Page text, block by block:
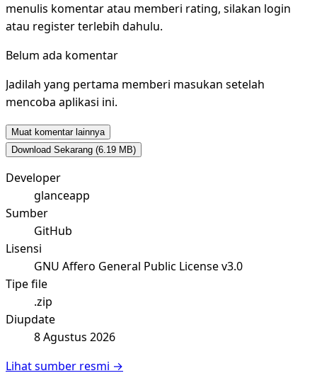
menulis komentar atau memberi rating, silakan login
atau register terlebih dahulu.
Belum ada komentar
Jadilah yang pertama memberi masukan setelah
mencoba aplikasi ini.
Muat komentar lainnya
Download Sekarang (6.19 MB)
Developer
glanceapp
Sumber
GitHub
Lisensi
GNU Affero General Public License v3.0
Tipe file
.zip
Diupdate
8 Agustus 2026
Lihat sumber resmi →